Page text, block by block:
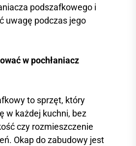
n
y
podszafkowego i
uwagę podczas jego
w pochłaniacz
to sprzęt, który
w każdej kuchni, bez
czy rozmieszczenie
Okap do zabudowy jest